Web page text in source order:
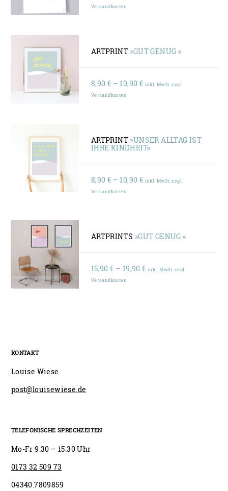
Versandkosten
ARTPRINT »GUT GENUG «
8,90 € –10,90 €Preisspanne:
inkl. MwSt. zzgl.
Versandkosten
ARTPRINT »UNSER ALLTAG IST
IHRE KINDHEIT«
8,90 € –10,90 €Preisspanne:
inkl. MwSt. zzgl.
Versandkosten
ARTPRINTS »GUT GENUG «
15,90€ – 19,90€Preisspanne:
inkl. MwSt. zzgl.
Versandkosten
KONTAKT
Louise Wiese
post@louisewiese.de
TELEFONISCHE SPRECHZEITEN
Mo-Fr 9.30 – 15.30 Uhr
0173 32 509 73
04340.7809859